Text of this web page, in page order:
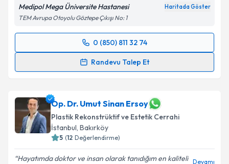
Kişisel verilerimin işlenmesine ilişkin
Metni'ni okudum ve kişisel verilerimin belirtilen
kapsamda işlenmesini kabul ediyorum.
Takvim Talebini Gönder
Medipol Mega Üniversite Hastanesi Haritada Göster
TEM Avrupa Otoyolu Göztepe Çıkışı No: 1
0 (850) 811 32 74
Randevu Talep Et
Randevu Takvimi Talebi
takvim hazırlandığında e-posta ile bilgilendireceğiz.
E-posta Adresiniz
Op. Dr. Umut Sinan Ersoy
Plastik Rekonstrüktif ve Estetik Cerrahi
İstanbul, Bakırköy
5 (12 Değerlendirme)
Hayatımda doktor ve insan olarak tanıdığım en kaliteli Devamı